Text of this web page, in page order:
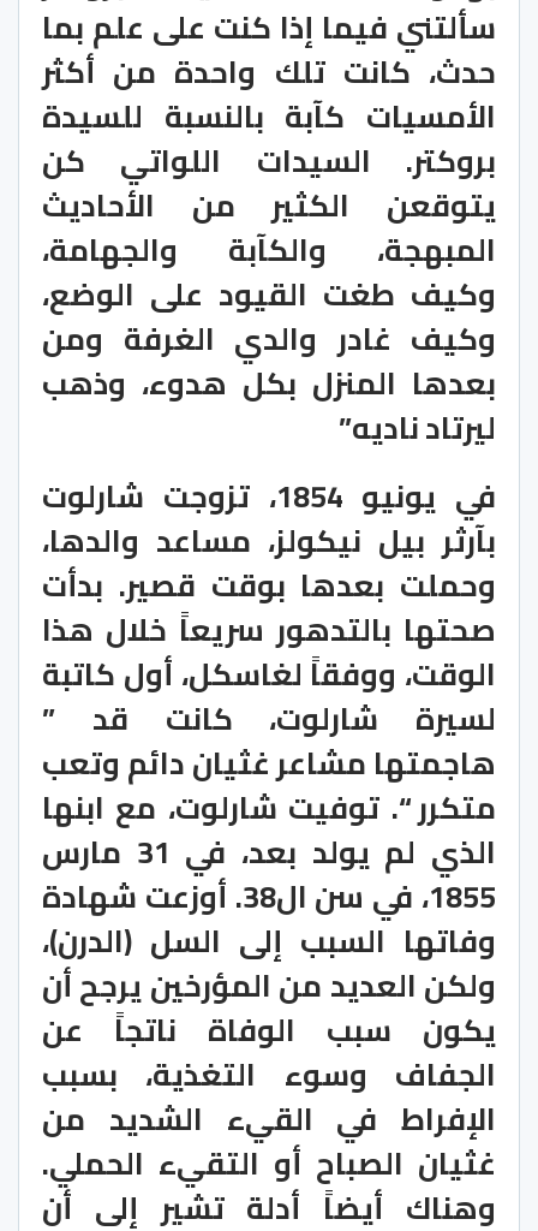
سألتني فيما إذا كنت على علم بما
حدث، كانت تلك واحدة من أكثر
الأمسيات كآبة بالنسبة للسيدة
بروكتر. السيدات اللواتي كن
يتوقعن الكثير من الأحاديث
المبهجة، والكآبة والجهامة،
وكيف طغت القيود على الوضع،
وكيف غادر والدي الغرفة ومن
بعدها المنزل بكل هدوء، وذهب
ليرتاد ناديه”
في يونيو 1854، تزوجت شارلوت
بآرثر بيل نيكولز، مساعد والدها،
وحملت بعدها بوقت قصير. بدأت
صحتها بالتدهور سريعاً خلال هذا
الوقت، ووفقاً لغاسكل، أول كاتبة
لسيرة شارلوت، كانت قد ”
هاجمتها مشاعر غثيان دائم وتعب
متكرر “. توفيت شارلوت، مع ابنها
الذي لم يولد بعد، في 31 مارس
1855، في سن ال38. أوزعت شهادة
وفاتها السبب إلى السل (الدرن)،
ولكن العديد من المؤرخين يرجح أن
يكون سبب الوفاة ناتجاً عن
الجفاف وسوء التغذية، بسبب
الإفراط في القيء الشديد من
غثيان الصباح أو التقيء الحملي.
وهناك أيضاً أدلة تشير إلى أن